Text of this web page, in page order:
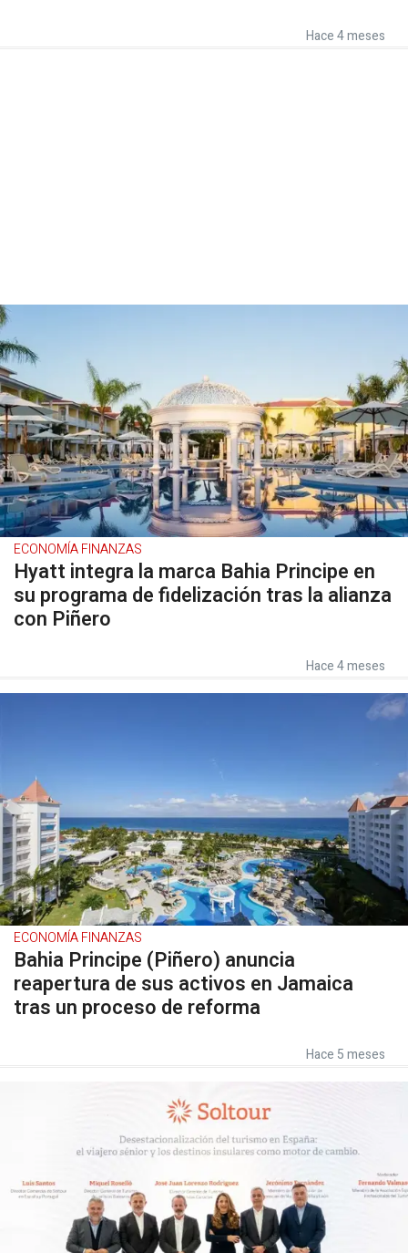
Hace 4 meses
ECONOMÍA FINANZAS
Hyatt integra la marca Bahia Principe en
su programa de fidelización tras la alianza
con Piñero
Hace 4 meses
ECONOMÍA FINANZAS
Bahia Principe (Piñero) anuncia
reapertura de sus activos en Jamaica
tras un proceso de reforma
Hace 5 meses